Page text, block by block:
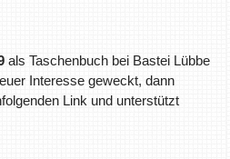
als Taschenbuch bei Bastei Lübbe
Interesse geweckt, dann
Link und unterstützt